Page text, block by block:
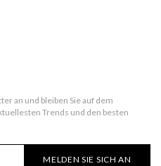
an und bleiben Sie auf dem
Trends und den besten
MELDEN SIE SICH AN